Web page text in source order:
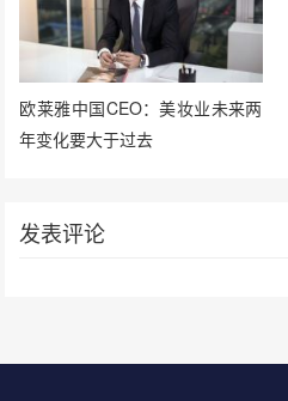
欧莱雅中国CEO：美妆业未来两
年变化要大于过去
发表评论